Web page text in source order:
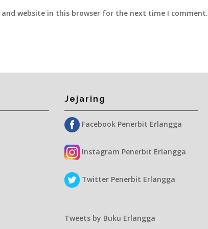
and website in this browser for the next time I comment.
Jejaring
Facebook Penerbit Erlangga
Instagram Penerbit Erlangga
Twitter Penerbit Erlangga
Tweets by Buku Erlangga